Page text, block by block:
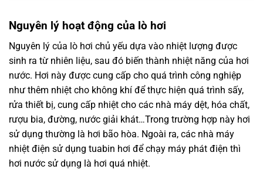
Nguyên lý hoạt động của lò hơi
Nguyên lý của lò hơi chủ yếu dựa vào nhiệt lượng được
sinh ra từ nhiên liệu, sau đó biến thành nhiệt năng của hơi
nước. Hơi này được cung cấp cho quá trình công nghiệp
như thêm nhiệt cho không khí để thực hiện quá trình sấy,
rửa thiết bị, cung cấp nhiệt cho các nhà máy dệt, hóa chất,
rượu bia, đường, nước giải khát…Trong trường hợp này hơi
sử dụng thường là hơi bão hòa. Ngoài ra, các nhà máy
nhiệt điện sử dụng tuabin hơi để chạy máy phát điện thì
hơi nước sử dụng là hơi quá nhiệt.